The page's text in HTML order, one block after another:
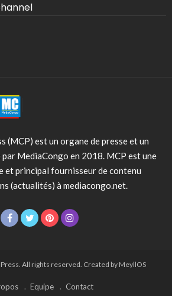
(MCP) est un organe de presse et un
MediaCongo en 2018. MCP est une
et principal fournisseur de contenu
(actualités) à mediacongo.net.
All rights reserved. Created by MeyllOS
Equipe Contact